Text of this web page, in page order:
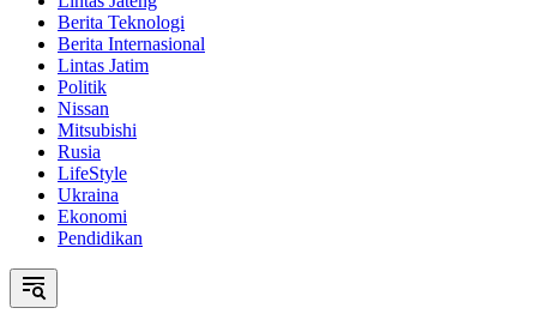
Berita Teknologi
Berita Internasional
Lintas Jatim
Politik
Nissan
Mitsubishi
Rusia
LifeStyle
Ukraina
Ekonomi
Pendidikan